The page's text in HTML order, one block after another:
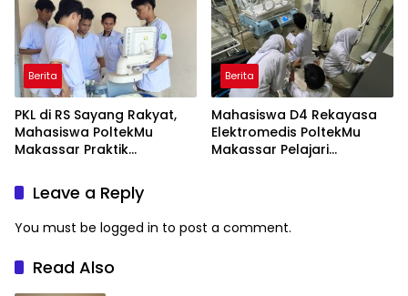
Berita
PKL di RS Sayang Rakyat,
Mahasiswa PoltekMu
Makassar Praktik
Berita
Mahasiswa D4 Rekayasa
Elektromedis PoltekMu
Makassar Pelajari
Leave a Reply
You must be logged in to post a comment.
Read Also